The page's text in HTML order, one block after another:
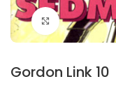
Klikni da
Gordon Link 10